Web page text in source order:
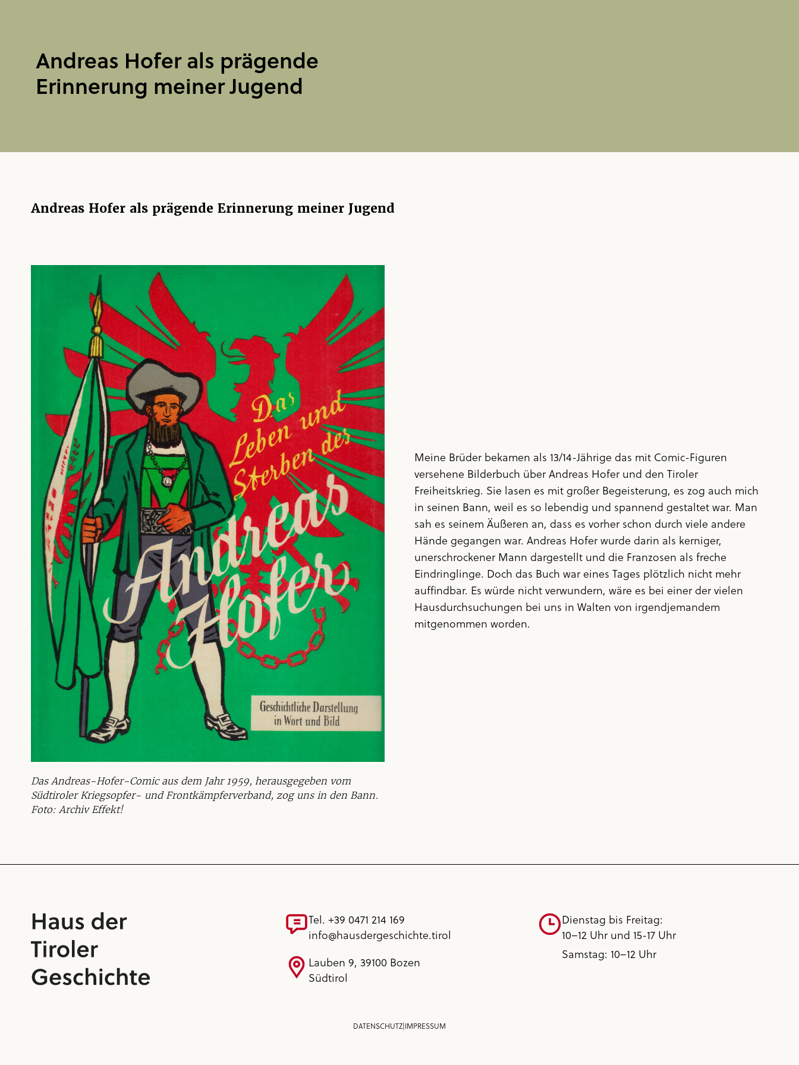
Andreas Hofer als prägende
Erinnerung meiner Jugend
Andreas Hofer als prägende Erinnerung meiner Jugend
Das Andreas-Hofer-Comic aus dem Jahr 1959, herausgegeben vom
Südtiroler Kriegsopfer- und Frontkämpferverband, zog uns in den Bann.
Foto: Archiv Effekt!
Meine Brüder bekamen als 13/14-Jährige das mit Comic-Figuren
versehene Bilderbuch über Andreas Hofer und den Tiroler
Freiheitskrieg. Sie lasen es mit großer Begeisterung, es zog auch mich
in seinen Bann, weil es so lebendig und spannend gestaltet war. Man
sah es seinem Äußeren an, dass es vorher schon durch viele andere
Hände gegangen war. Andreas Hofer wurde darin als kerniger,
unerschrockener Mann dargestellt und die Franzosen als freche
Eindringlinge. Doch das Buch war eines Tages plötzlich nicht mehr
auffindbar. Es würde nicht verwundern, wäre es bei einer der vielen
Hausdurchsuchungen bei uns in Walten von irgendjemandem
mitgenommen worden.
Tel. +39 0471 214 169
info@hausdergeschichte.tirol
Lauben 9, 39100 Bozen
Südtirol
Dienstag bis Freitag:
10–12 Uhr und 15-17 Uhr
Samstag: 10–12 Uhr
DATENSCHUTZ|IMPRESSUM